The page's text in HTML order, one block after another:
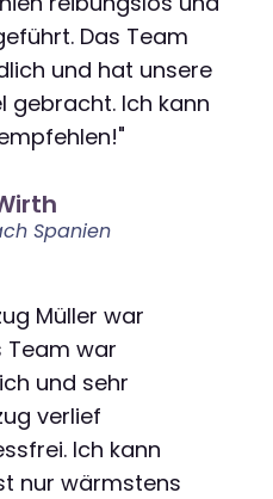
Das Team
und hat unsere
gebracht. Ich kann
Spanien
Müller war
Team war
und sehr
verlief
Ich kann
nur wärmstens